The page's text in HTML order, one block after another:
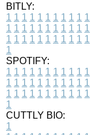
BITLY:
1 1 1 1 1 1 1 1 1 1 1
1 1 1 1 1 1 1 1 1 1 1
1 1 1 1 1 1 1 1 1 1 1
1
SPOTIFY:
1 1 1 1 1 1 1 1 1 1 1
1 1 1 1 1 1 1 1 1 1 1
1 1 1 1 1 1 1 1 1 1 1
1
CUTTLY BIO:
1